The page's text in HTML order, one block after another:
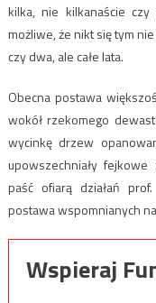
kilka, nie kilkanaście
możliwe, że nikt się tym
czy dwa, ale całe lata.
Obecna postawa
wokół rzekomego
wycinkę drzew
upowszechniały
paść ofiarą działań
postawa wspomnianych
Wspieraj